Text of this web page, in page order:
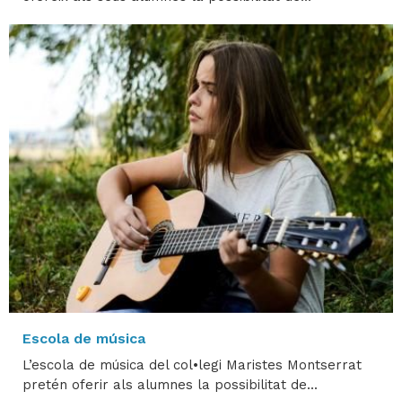
Escola de música
L’escola de música del col•legi Maristes Montserrat
pretén oferir als alumnes la possibilitat de...